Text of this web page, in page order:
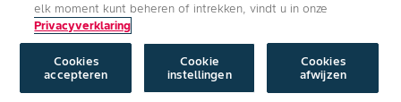
Copyright © Bayer Crop Science 2024
Algemene Gebruiksvoorwaarden/Privacyverklaring/Imprint/Cookie
instellingen
elk moment kunt beheren of intrekken, vindt u in onze
Privacyverklaring
Cookie
instellingen
Cookies
afwijzen
Cookies
accepteren